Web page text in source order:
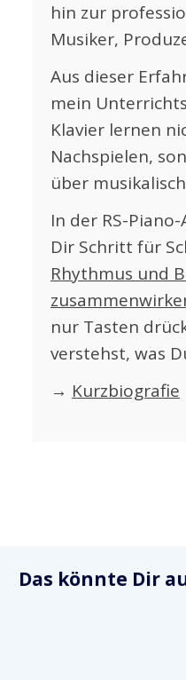
hin zur
Musiker,
Aus dieser
mein
Klavier lernen
Nachspielen,
über
In der RS-
Dir Schritt für
Rhythmus und
nur Tasten
verstehst, was
→ Kurzbiografie
Das könnte Dir